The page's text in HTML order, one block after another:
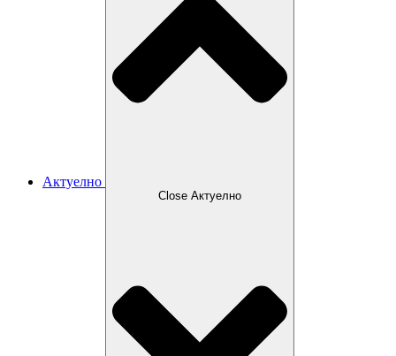
Актуелно
Close Актуелно